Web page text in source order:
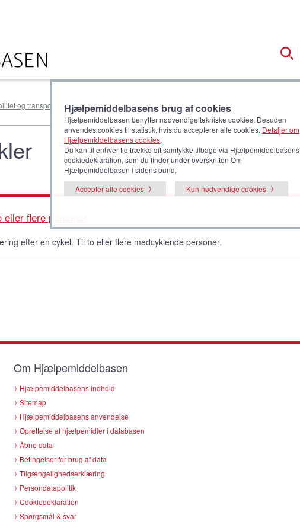
og transport Cykler| Efterløbere til cykler
flere personer
efter en cykel. Til to eller flere medcyklende personer.
Om Hjælpemiddelbasen
Hjælpemiddelbasens indhold
Sitemap
Hjælpemiddelbasens anvendelse
Oprettelse af hjælpemidler i databasen
Åbne data
Betingelser for brug af data
Tilgængelighedserklæring
Persondatapolitik
Cookiedeklaration
Spørgsmål & svar
Hjælpemiddelbasens brug af cookies
Hjælpemiddelbasen benytter nødvendige tekniske cookies. Desuden
anvendes cookies til statistik, hvis du accepterer alle cookies. Detaljer om
Hjælpemiddelbasens cookies.
Du kan til enhver tid trække dit samtykke tilbage via Hjælpemiddelbasens
cookiedeklaration, som du finder under overskriften Om
Hjælpemiddelbasen i sidens bund.
Accepter alle cookies
Kun nødvendige cookies